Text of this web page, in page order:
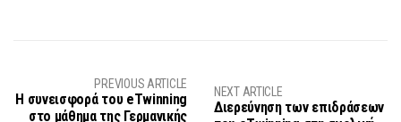
PREVIOUS ARTICLE
Η συνεισφορά του eTwinning
στο μάθημα της Γερμανικής
NEXT ARTICLE
Διερεύνηση των επιδράσεων